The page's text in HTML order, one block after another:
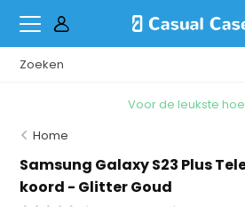
Voor de leukste
Home
Samsung Galaxy S23 Plus
koord - Glitter Goud